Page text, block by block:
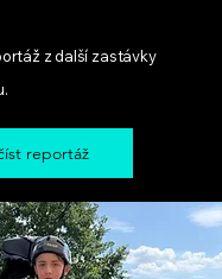
z další zastávky
reportáž